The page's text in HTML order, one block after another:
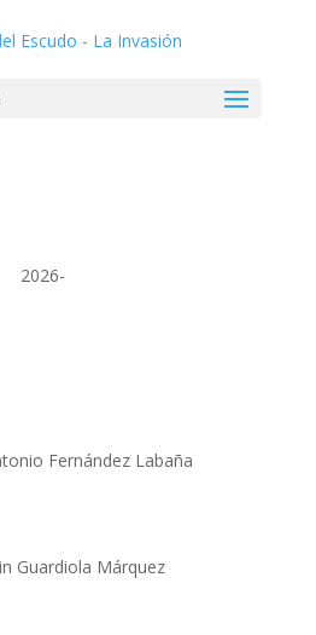
2026-
Fernández Labaña
Guardiola Márquez